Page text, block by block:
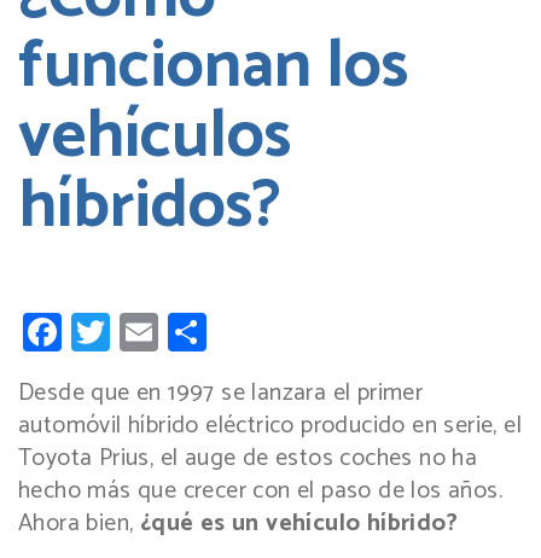
funcionan los
vehículos
híbridos?
Facebook
Twitter
Email
Desde que en 1997 se lanzara el primer
automóvil híbrido eléctrico producido en serie, el
Toyota Prius, el auge de estos coches no ha
hecho más que crecer con el paso de los años.
Ahora bien, ¿qué es un vehículo híbrido?